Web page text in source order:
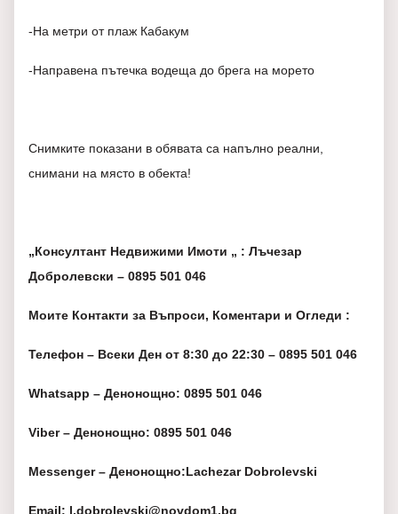
-На метри от плаж Кабакум
-Направена пътечка водеща до брега на морето
Снимките показани в обявата са напълно реални,
снимани на място в обекта!
„Консултант Недвижими Имоти „ : Лъчезар
Добролевски – 0895 501 046
Моите Контакти за Въпроси, Коментари и Огледи :
Телефон – Всеки Ден от 8:30 до 22:30 – 0895 501 046
Whatsapp – Денонощно: 0895 501 046
Viber – Денонощно: 0895 501 046
Messenger– Денонощно:Lachezar Dobrolevski
Email: l.dobrolevski@novdom1.bg